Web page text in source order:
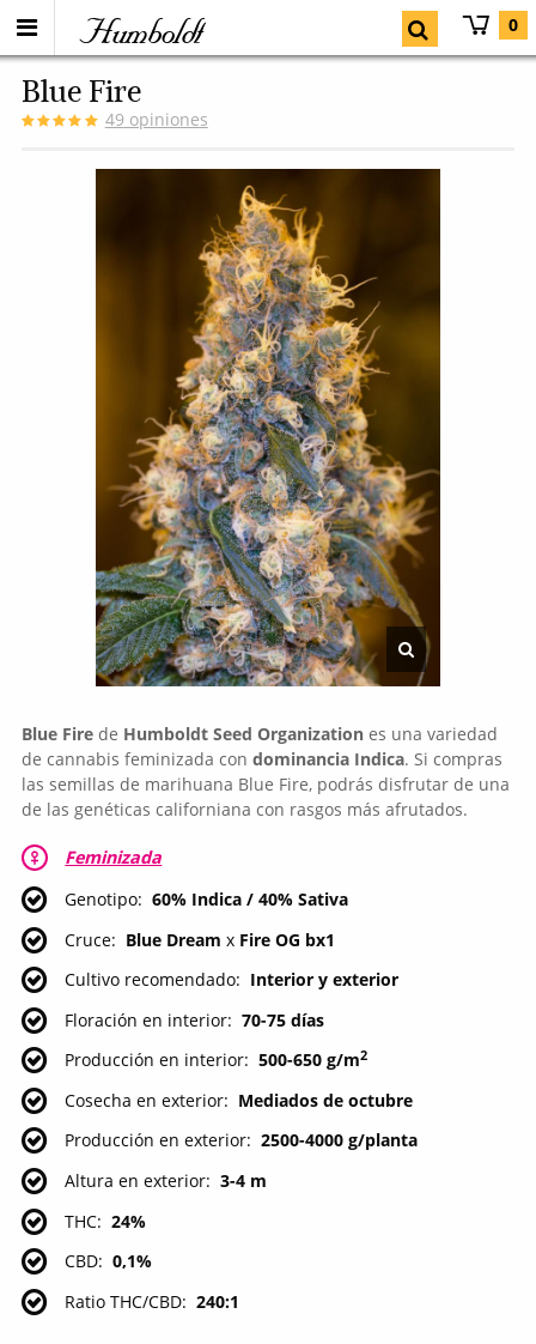
Humboldt 0
Blue Fire
49 opiniones
Blue Firede Humboldt Seed Organizationes una variedad
de cannabis feminizada con dominancia Indica. Si compras
las semillas de marihuana Blue Fire, podrás disfrutar de una
de las genéticas californiana con rasgos más afrutados.
Feminizada
Genotipo
60% Indica / 40% Sativa
Cruce
Blue Dream xFire OG bx1
Cultivo recomendado
Interior y exterior
Floración en interior
70-75 días
Producción en interior
500-650 g/m2
Cosecha en exterior
Mediados de octubre
Producción en exterior
2500-4000 g/planta
Altura en exterior
3-4 m
THC
24%
CBD
0,1%
Ratio THC/CBD
240:1